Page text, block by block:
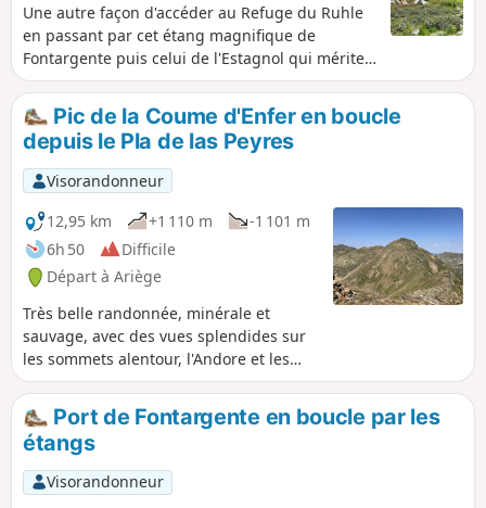
Une autre façon d'accéder au Refuge du Ruhle
en passant par cet étang magnifique de
Fontargente puis celui de l'Estagnol qui mérite
un tout petit détour pour aller le voir. Arrivé au
refuge carrefour de plusieurs randonnées, la
vue depuis la terrasse est splendide. Le retour
au point de départ n'est plus qu'une formalité.
Pic de la Coume d'Enfer en boucle
depuis le Pla de las Peyres
Visorandonneur
12,95 km
+1 110 m
-1 101 m
6h 50
Difficile
Départ à Ariège
Très belle randonnée, minérale et
sauvage, avec des vues splendides sur
les sommets alentour, l'Andore et les
Étangs de Fontargente. Randonnée
exigeante de par le dénivelée, quelques
passages pouvant être délicats pour des
randonneurs non aguéris, et des pentes
très raides en montées et en descente.
GPS recommandé.
Port de Fontargente en boucle par les
étangs
Visorandonneur